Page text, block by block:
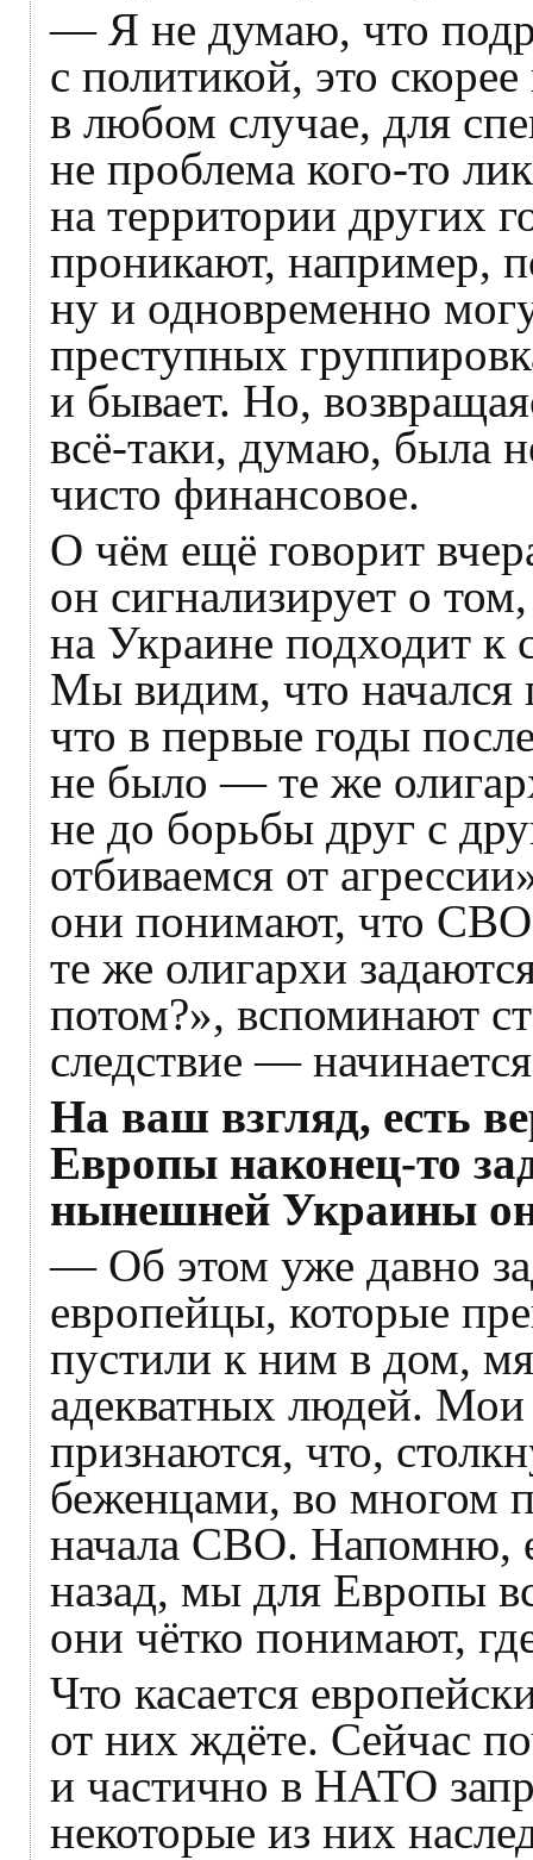
— Я не думаю, что
с политикой, это
в любом случае, для
не проблема кого-то
на территории других
проникают, например,
ну и одновременно
преступных
и бывает. Но,
всё-таки, думаю, была
чисто финансовое.
О чём ещё говорит
он сигнализирует о
на Украине подходит к
Мы видим, что начался
что в первые годы
не было — те же
не до борьбы друг с
отбиваемся от
они понимают, что СВО
те же олигархи
потом?», вспоминают
следствие —
На ваш взгляд, есть
Европы наконец-то
нынешней Украины
— Об этом уже давно
европейцы, которые
пустили к ним в дом,
адекватных людей.
признаются, что,
беженцами, во многом
начала СВО. Напомню,
назад, мы для Европы
они чётко понимают,
Что касается
от них ждёте. Сейчас
и частично в НАТО
некоторые из них